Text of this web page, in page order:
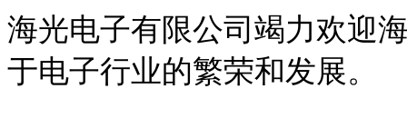
海光电子有限公司竭力欢迎
于电子行业的繁荣和发展。